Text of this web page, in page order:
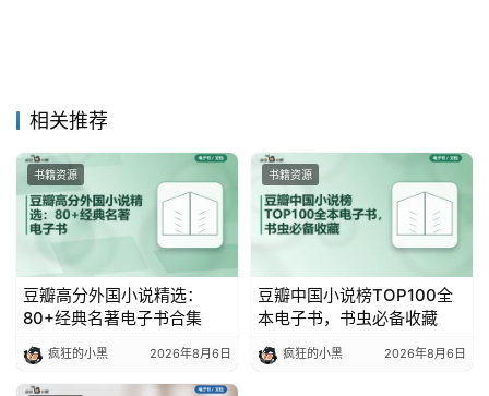
相关推荐
书籍资源
豆瓣高分外国小说精选：
80+经典名著电子书合集
疯狂的小黑 2026年8月6日
书籍资源
豆瓣中国小说榜TOP100全
本电子书，书虫必备收藏
疯狂的小黑 2026年8月6日